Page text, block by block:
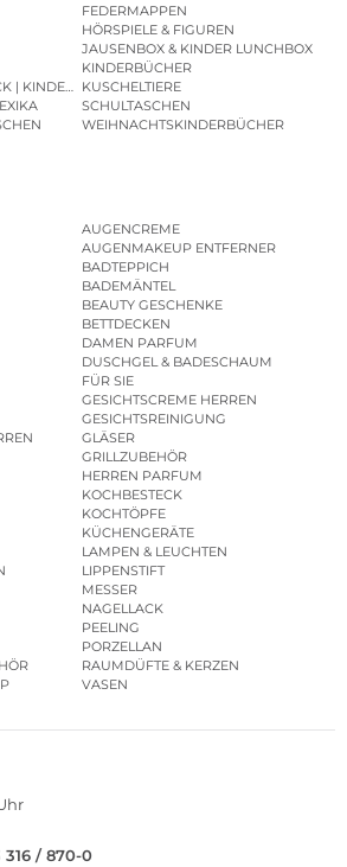
FEDERMAPPEN
HÖRSPIELE & FIGUREN
JAUSENBOX & KINDER LUNCHBOX
KINDERBÜCHER
KINDERGARTENRUCKSACK | KINDERGARTENBEUTEL
KUSCHELTIERE
SCHULTASCHEN
WEIHNACHTSKINDERBÜCHER
AUGENCREME
AUGENMAKEUP ENTFERNER
BADTEPPICH
BADEMÄNTEL
BEAUTY GESCHENKE
BETTDECKEN
DAMEN PARFUM
DUSCHGEL & BADESCHAUM
FÜR SIE
GESICHTSCREME HERREN
GESICHTSREINIGUNG
GLÄSER
GRILLZUBEHÖR
HERREN PARFUM
KOCHBESTECK
KOCHTÖPFE
KÜCHENGERÄTE
LAMPEN & LEUCHTEN
LIPPENSTIFT
MESSER
NAGELLACK
PEELING
PORZELLAN
RAUMDÜFTE & KERZEN
VASEN
316 / 870-0